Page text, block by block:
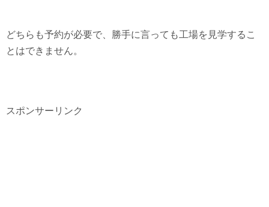
どちらも予約が必要で、勝手に言っても工場を見学するこ
とはできません。
スポンサーリンク